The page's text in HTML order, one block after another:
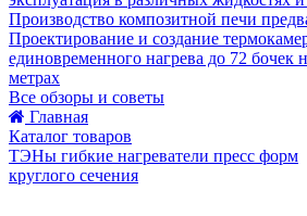
Производство композитной печи
Проектирование и создание
единовременного нагрева до 72 бочек
метрах
Все обзоры и советы
Главная
Каталог товаров
ТЭНы гибкие нагреватели пресс форм
круглого сечения